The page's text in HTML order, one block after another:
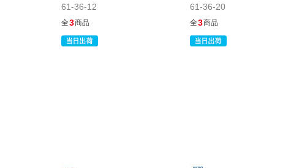
61-36-12
全3商品
61-36-20
全3商品